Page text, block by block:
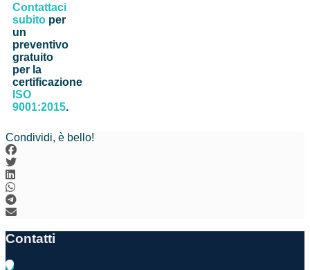
Contattaci
subito per
un
preventivo
gratuito
per la
certificazione
ISO
9001:2015.
Condividi, è bello!
Contatti